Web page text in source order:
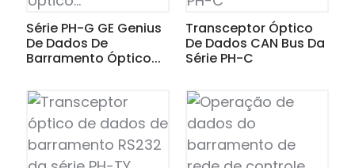
Série PH-G GE Genius
De Dados De
Barramento Óptico...
Transceptor Óptico
De Dados CAN Bus Da
Série PH-C